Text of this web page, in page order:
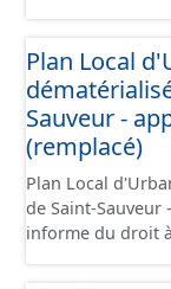
prescriptions
administratives,
règlement (à
annexes, les
géographiques. Malgré l'attention portée à la création
de ces données,
papier font foi et
juridique.
Plan Local
Sauveur -
(remplacé)
Plan Local
de Saint-Sauveur -
informe du droit